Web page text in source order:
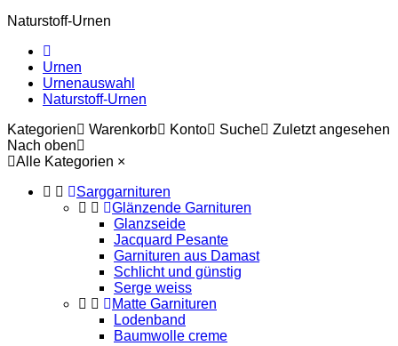
Naturstoff-Urnen
Urnen
Urnenauswahl
Naturstoff-Urnen
Kategorien
Warenkorb Konto Suche
Zuletzt angesehen
Nach oben
Alle Kategorien ×
Sarggarnituren
Glänzende Garnituren
Glanzseide
Jacquard Pesante
Garnituren aus Damast
Schlicht und günstig
Serge weiss
Matte Garnituren
Lodenband
Baumwolle creme